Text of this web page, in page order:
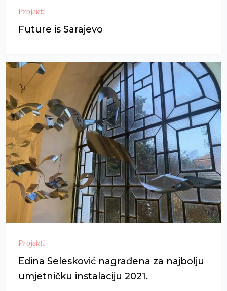
Projekti
Future is Sarajevo
Projekti
Edina Selesković nagrađena za najbolju
umjetničku instalaciju 2021.